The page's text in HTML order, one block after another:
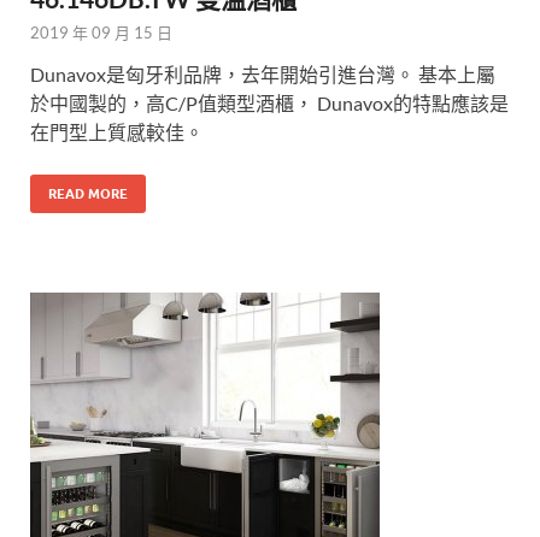
2019 年 09 月 15 日
Dunavox是匈牙利品牌，去年開始引進台灣。 基本上屬
於中國製的，高C/P值類型酒櫃， Dunavox的特點應該是
在門型上質感較佳。
READ MORE